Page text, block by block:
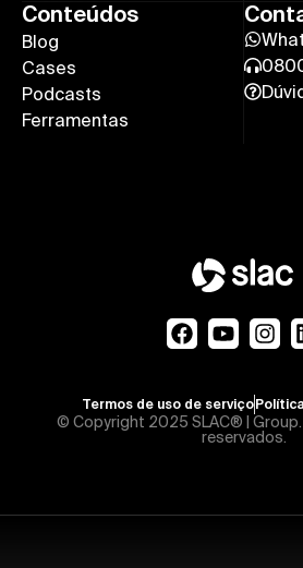
Conteúdos
Blog
Cases
Podcasts
Ferramentas
Termos de uso de serviço
© Copyright 2025 SLAC® |
reservados.